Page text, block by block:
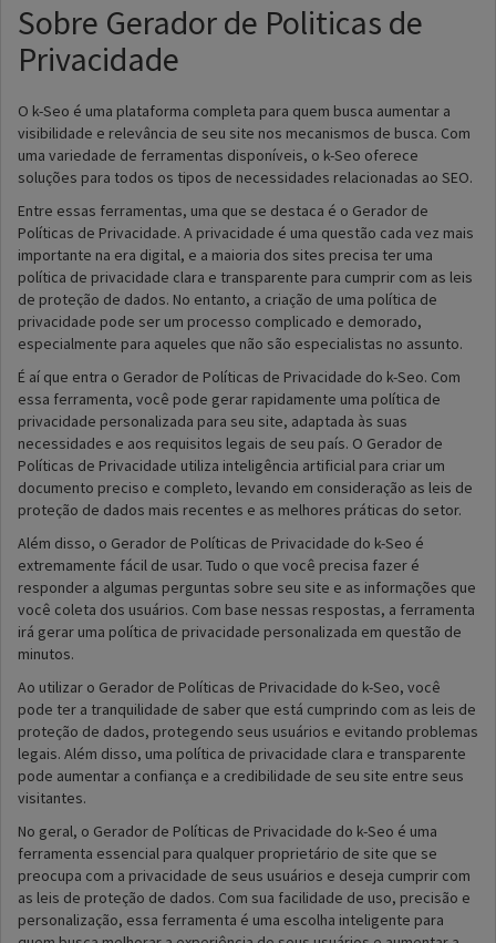
Sobre Gerador de Politicas de
Privacidade
O k-Seo é uma plataforma completa para quem busca aumentar a
visibilidade e relevância de seu site nos mecanismos de busca. Com
uma variedade de ferramentas disponíveis, o k-Seo oferece
soluções para todos os tipos de necessidades relacionadas ao SEO.
Entre essas ferramentas, uma que se destaca é o Gerador de
Políticas de Privacidade. A privacidade é uma questão cada vez mais
importante na era digital, e a maioria dos sites precisa ter uma
política de privacidade clara e transparente para cumprir com as leis
de proteção de dados. No entanto, a criação de uma política de
privacidade pode ser um processo complicado e demorado,
especialmente para aqueles que não são especialistas no assunto.
É aí que entra o Gerador de Políticas de Privacidade do k-Seo. Com
essa ferramenta, você pode gerar rapidamente uma política de
privacidade personalizada para seu site, adaptada às suas
necessidades e aos requisitos legais de seu país. O Gerador de
Políticas de Privacidade utiliza inteligência artificial para criar um
documento preciso e completo, levando em consideração as leis de
proteção de dados mais recentes e as melhores práticas do setor.
Além disso, o Gerador de Políticas de Privacidade do k-Seo é
extremamente fácil de usar. Tudo o que você precisa fazer é
responder a algumas perguntas sobre seu site e as informações que
você coleta dos usuários. Com base nessas respostas, a ferramenta
irá gerar uma política de privacidade personalizada em questão de
minutos.
Ao utilizar o Gerador de Políticas de Privacidade do k-Seo, você
pode ter a tranquilidade de saber que está cumprindo com as leis de
proteção de dados, protegendo seus usuários e evitando problemas
legais. Além disso, uma política de privacidade clara e transparente
pode aumentar a confiança e a credibilidade de seu site entre seus
visitantes.
No geral, o Gerador de Políticas de Privacidade do k-Seo é uma
ferramenta essencial para qualquer proprietário de site que se
preocupa com a privacidade de seus usuários e deseja cumprir com
as leis de proteção de dados. Com sua facilidade de uso, precisão e
personalização, essa ferramenta é uma escolha inteligente para